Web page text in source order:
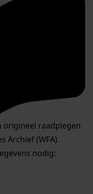
origineel raadplegen
Archief (WFA).
nodig: